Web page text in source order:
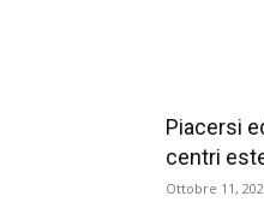
Piacersi
centri
Ottobre 11,